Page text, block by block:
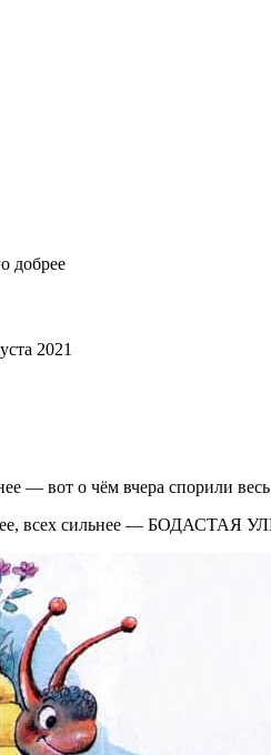
добрее
2021
— вот о чём вчера спорили
всех сильнее — БОДАСТАЯ